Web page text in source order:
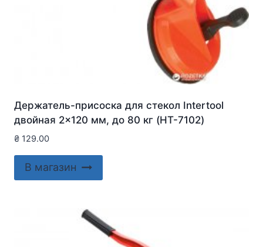
Держатель-присоска для стекол Intertool
двойная 2×120 мм, до 80 кг (HT-7102)
₴ 129.00
В магазин